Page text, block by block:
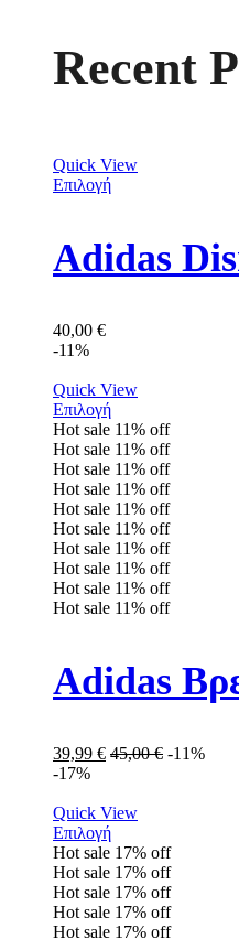
Recent
Quick View
Επιλογή
Adidas
40,00 €
-11%
Quick View
Επιλογή
Hot sale 11% off
Hot sale 11% off
Hot sale 11% off
Hot sale 11% off
Hot sale 11% off
Hot sale 11% off
Hot sale 11% off
Hot sale 11% off
Hot sale 11% off
Hot sale 11% off
Adidas
39,99 € 45,00€ -11%
-17%
Quick View
Επιλογή
Hot sale 17% off
Hot sale 17% off
Hot sale 17% off
Hot sale 17% off
Hot sale 17% off